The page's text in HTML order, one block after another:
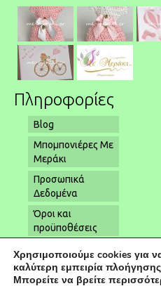
Πληροφορίες
Blog
Μπομπονιέρες Με
Μεράκι
Προσωπικά
Δεδομένα
Όροι και
προϋποθέσεις
Όροι αποστολής
– παραλαβής
Επικοινωνία
Χρησιμοποιούμε cookies για
καλύτερη εμπειρία
Μπορείτε να βρείτε